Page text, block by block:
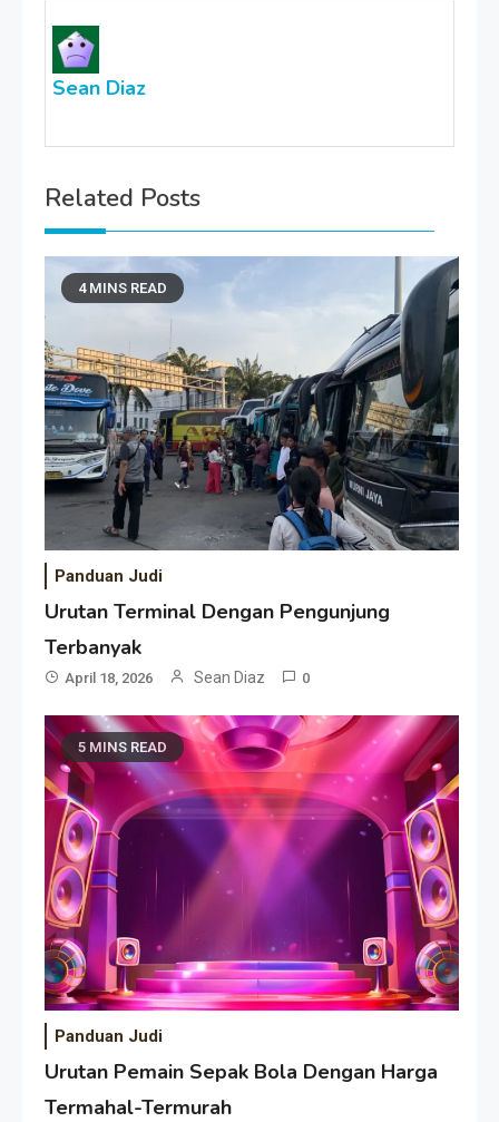
Sean Diaz
Related Posts
4 MINS READ
Panduan Judi
Urutan Terminal Dengan Pengunjung
Terbanyak
April 18, 2026 Sean Diaz 0
5 MINS READ
Panduan Judi
Urutan Pemain Sepak Bola Dengan Harga
Termahal-Termurah